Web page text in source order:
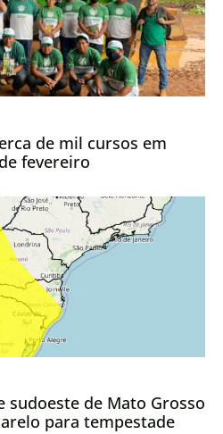
de mil cursos em
fevereiro
sudoeste de Mato Grosso
para tempestade